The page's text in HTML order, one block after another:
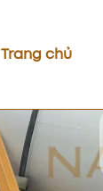
Trang chủ